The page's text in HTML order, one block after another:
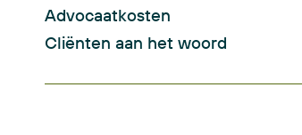
Advocaatkosten
Cliënten aan het woord